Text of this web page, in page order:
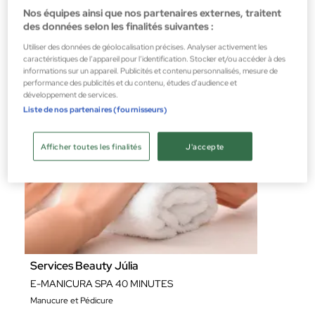
Services Beauty Júlia
E-MANICURA SPA 40 MINUTES
Manucure et Pédicure
Nos équipes ainsi que nos partenaires externes, traitent
des données selon les finalités suivantes :
Utiliser des données de géolocalisation précises. Analyser activement les
caractéristiques de l’appareil pour l’identification. Stocker et/ou accéder à des
informations sur un appareil. Publicités et contenu personnalisés, mesure de
performance des publicités et du contenu, études d’audience et
développement de services.
Liste de nos partenaires (fournisseurs)
J'accepte
Afficher toutes les finalités